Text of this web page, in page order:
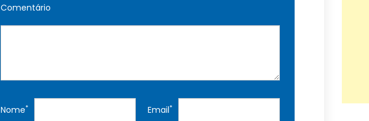
Comentário
Nome* Email*